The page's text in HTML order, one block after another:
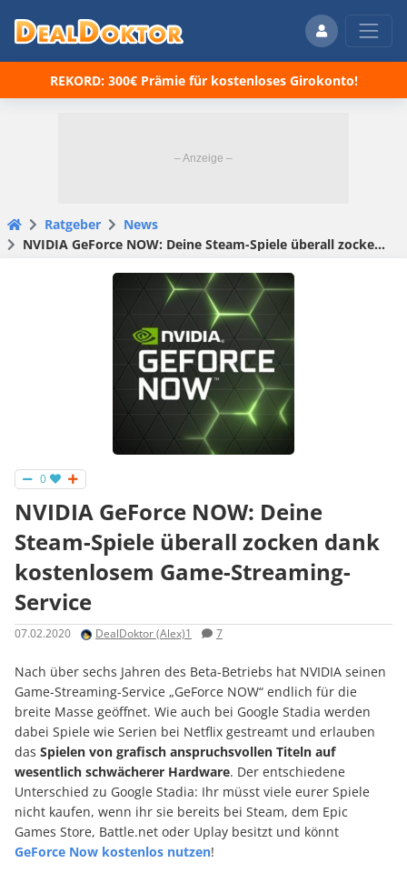
REKORD: 300€ Prämie für kostenloses Girokonto!
Ratgeber
News
NVIDIA GeForce NOW: Deine Steam-Spiele überall zocken dank kostenlosem Game-Streaming-Service
0
NVIDIA GeForce NOW: Deine
Steam-Spiele überall zocken dank
kostenlosem Game-Streaming-
Service
07.02.2020 DealDoktor (Alex)1 7
Nach über sechs Jahren des Beta-Betriebs hat NVIDIA seinen
Game-Streaming-Service „GeForce NOW“ endlich für die
breite Masse geöffnet. Wie auch bei Google Stadia werden
dabei Spiele wie Serien bei Netflix gestreamt und erlauben
das Spielen von grafisch anspruchsvollen Titeln auf
wesentlich schwächerer Hardware. Der entschiedene
Unterschied zu Google Stadia: Ihr müsst viele eurer Spiele
nicht kaufen, wenn ihr sie bereits bei Steam, dem Epic
Games Store, Battle.net oder Uplay besitzt und könnt
GeForce Now kostenlos nutzen!